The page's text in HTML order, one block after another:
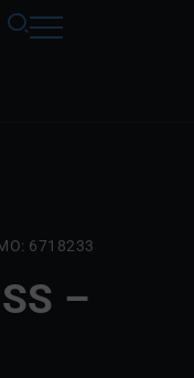
6718233
–